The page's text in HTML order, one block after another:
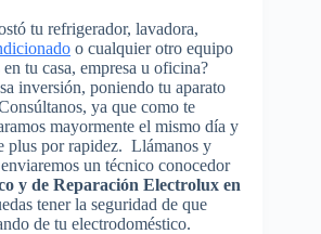
tu refrigerador, lavadora,
o cualquier otro equipo
tu casa, empresa u oficina?
inversión, poniendo tu aparato
ya que como te
mayormente el mismo día y
plus por rapidez. Llámanos y
un técnico conocedor
y de Reparación Electrolux en
tener la seguridad de que
de tu electrodoméstico.